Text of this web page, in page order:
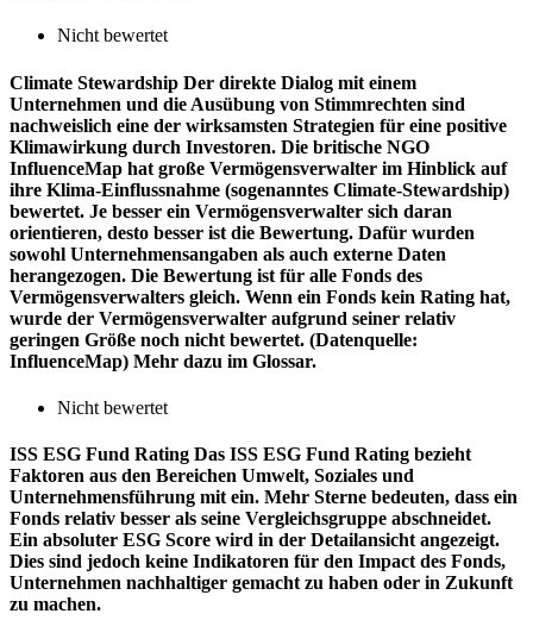
Nicht bewertet
Climate Stewardship Der direkte Dialog mit einem
Unternehmen und die Ausübung von Stimmrechten sind
nachweislich eine der wirksamsten Strategien für eine positive
Klimawirkung durch Investoren. Die britische NGO
InfluenceMap hat große Vermögensverwalter im Hinblick auf
ihre Klima-Einflussnahme (sogenanntes Climate-Stewardship)
bewertet. Je besser ein Vermögensverwalter sich daran
orientieren, desto besser ist die Bewertung. Dafür wurden
sowohl Unternehmensangaben als auch externe Daten
herangezogen. Die Bewertung ist für alle Fonds des
Vermögensverwalters gleich. Wenn ein Fonds kein Rating hat,
wurde der Vermögensverwalter aufgrund seiner relativ
geringen Größe noch nicht bewertet. (Datenquelle:
InfluenceMap) Mehr dazu im Glossar.
Nicht bewertet
ISS ESG Fund Rating Das ISS ESG Fund Rating bezieht
Faktoren aus den Bereichen Umwelt, Soziales und
Unternehmensführung mit ein. Mehr Sterne bedeuten, dass ein
Fonds relativ besser als seine Vergleichsgruppe abschneidet.
Ein absoluter ESG Score wird in der Detailansicht angezeigt.
Dies sind jedoch keine Indikatoren für den Impact des Fonds,
Unternehmen nachhaltiger gemacht zu haben oder in Zukunft
zu machen.